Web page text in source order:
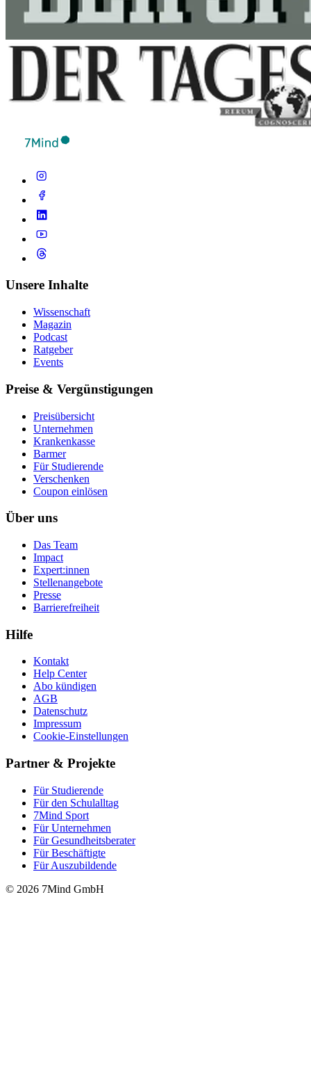
Unsere Inhalte
Wissenschaft
Magazin
Podcast
Ratgeber
Events
Preise & Vergünstigungen
Preisübersicht
Unternehmen
Krankenkasse
Barmer
Für Studierende
Ver­schen­ken
Coupon einlösen
Über uns
Das Team
Impact
Expert:innen
Stellenangebote
Presse
Barrierefreiheit
Hilfe
Kontakt
Help Center
Abo kündigen
AGB
Datenschutz
Impressum
Cookie-Einstellungen
Partner & Projekte
Für Stu­die­rende
Für den Schulalltag
7Mind Sport
Für Unter­neh­men
Für Gesund­heits­be­ra­ter
Für Beschäftigte
Für Auszubildende
© 2026 7Mind GmbH